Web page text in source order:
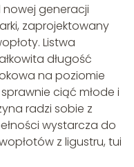
generacji
zaprojektowany
Listwa
długość
na poziomie
ciąć młode i
radzi sobie z
wystarcza do
z ligustru, tui